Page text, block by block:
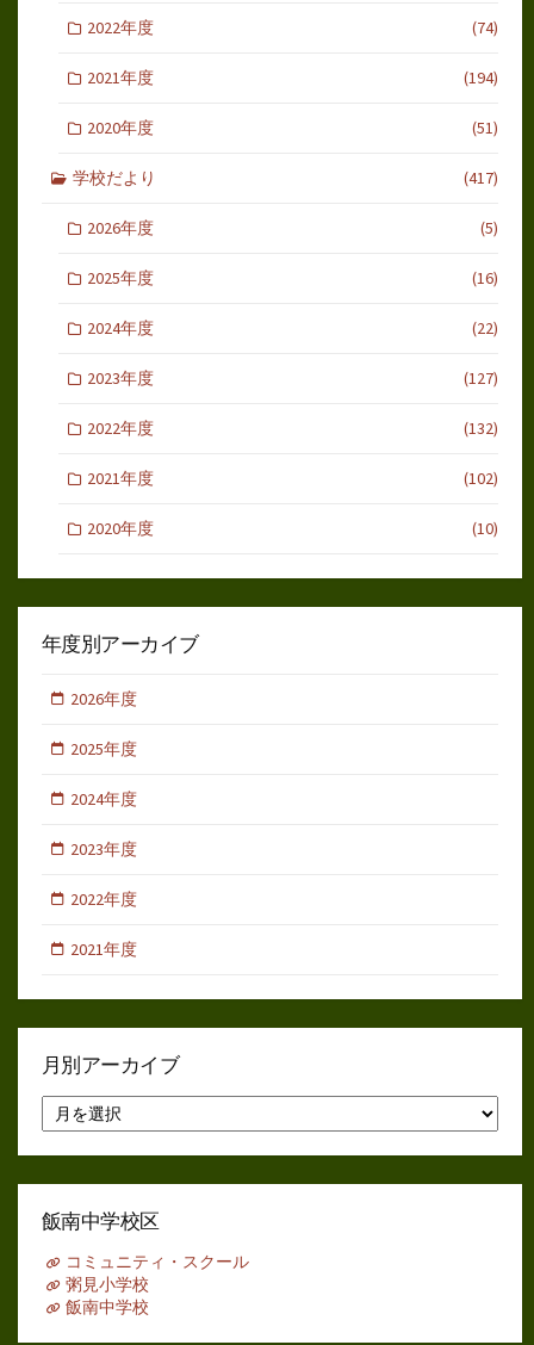
2022年度 (74)
2021年度 (194)
2020年度 (51)
学校だより (417)
2026年度 (5)
2025年度 (16)
2024年度 (22)
2023年度 (127)
2022年度 (132)
2021年度 (102)
2020年度 (10)
年度別アーカイブ
2026年度
2025年度
2024年度
2023年度
2022年度
2021年度
月別アーカイブ
別
ア
イ
飯南中学校区
コミュニティ・スクール
粥見小学校
飯南中学校